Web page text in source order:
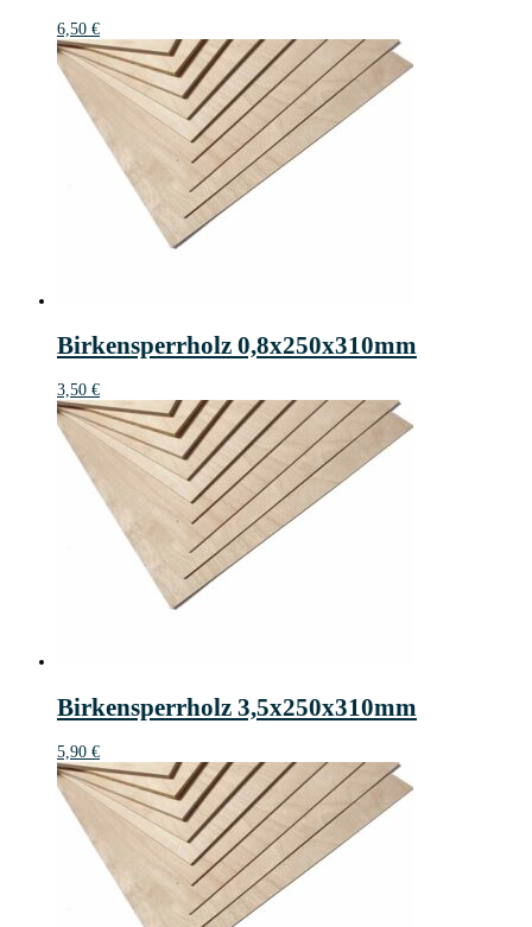
6,50 €
Birkensperrholz 0,8x250x310mm
3,50 €
Birkensperrholz 3,5x250x310mm
5,90 €